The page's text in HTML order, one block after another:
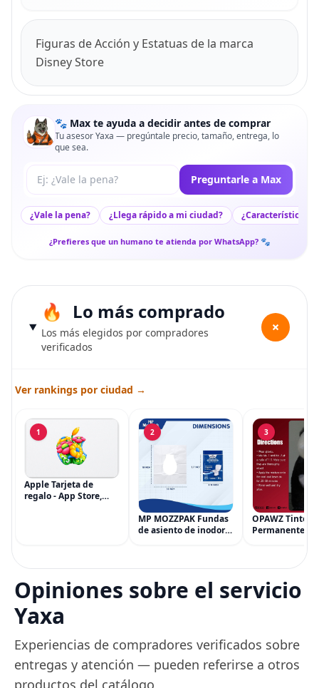
Figuras de Acción y Estatuas de la marca
Disney Store
🐾 Max te ayuda a decidir antes de comprar
Tu asesor Yaxa — pregúntale precio, tamaño, entrega, lo
que sea.
Tu pregunta a Max Preguntarle a Max
¿Vale la pena? ¿Llega rápido a mi ciudad? ¿Características
¿Prefieres que un humano te atienda por WhatsApp? 🐾
Lo más comprado
Los más elegidos por compradores
verificados
+
Ver rankings por ciudad →
1
Apple Tarjeta de
regalo - App Store,
2
MP MOZZPAK Fundas
de asiento de inodoro
para entrenamiento
3
OPAWZ Tinte
Permanente
Tinte para
Peluquería
una Década,
Opiniones sobre el servicio
Yaxa
Experiencias de compradores verificados sobre
entregas y atención — pueden referirse a otros